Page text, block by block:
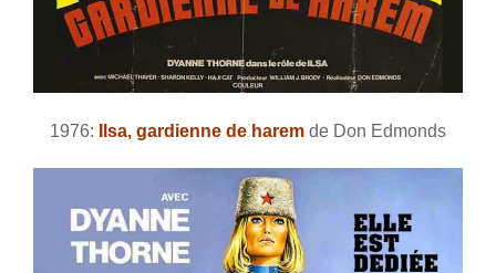
1976: Ilsa, gardienne de harem de Don Edmonds